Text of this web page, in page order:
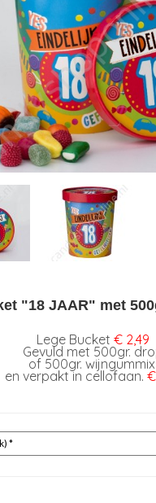
"18 JAAR" met
Lege Bucket€ 2,49
Gevuld met 500gr.
of 500gr. wijngummix
en verpakt in cellofaan.